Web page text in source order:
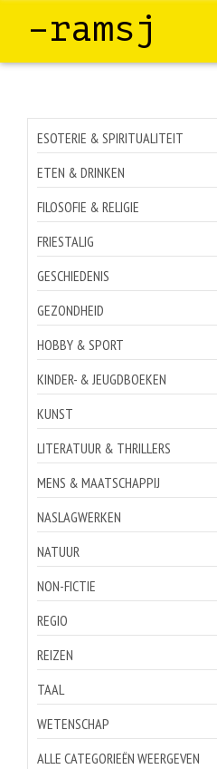
–ramsj
ESOTERIE & SPIRITUALITEIT
ETEN & DRINKEN
FILOSOFIE & RELIGIE
FRIESTALIG
GESCHIEDENIS
GEZONDHEID
HOBBY & SPORT
KINDER- & JEUGDBOEKEN
KUNST
LITERATUUR & THRILLERS
MENS & MAATSCHAPPIJ
NASLAGWERKEN
NATUUR
NON-FICTIE
REGIO
REIZEN
TAAL
WETENSCHAP
ALLE CATEGORIEËN WEERGEVEN